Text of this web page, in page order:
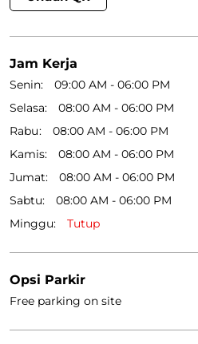
Jumat
08:00 AM - 06:00 PM
Sabtu
08:00 AM - 06:00 PM
Minggu
Tutup
Opsi Parkir
Free parking on site
Metode Pembayaran
Get Direction To Lion Parcel
Kepulauan Aru, Maluku, Indonesia